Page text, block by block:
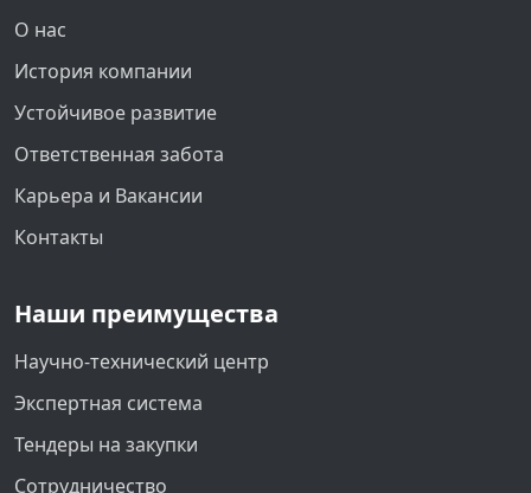
О нас
История компании
Устойчивое развитие
Ответственная забота
Карьера и Вакансии
Контакты
Наши преимущества
Научно-технический центр
Экспертная система
Тендеры на закупки
Сотрудничество